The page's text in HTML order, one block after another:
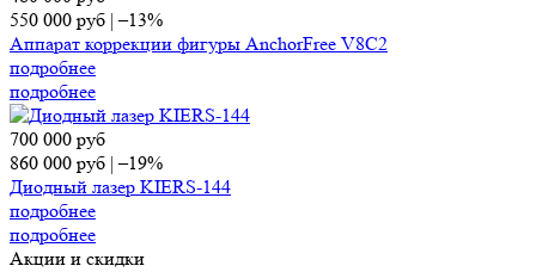
550 000 руб |–13%
Аппарат коррекции фигуры AnchorFree V8C2
подробнее
подробнее
700 000 руб
860 000 руб |–19%
Диодный лазер KIERS-144
подробнее
подробнее
Акции и скидки